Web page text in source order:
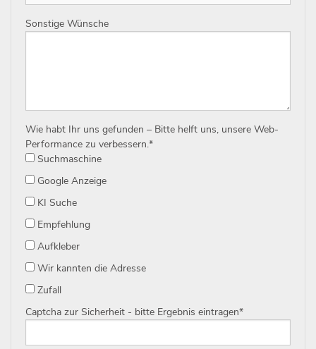
Sonstige Wünsche
Wie habt Ihr uns gefunden – Bitte helft uns, unsere Web-
Performance zu verbessern.*
Suchmaschine
Google Anzeige
KI Suche
Empfehlung
Aufkleber
Wir kannten die Adresse
Zufall
Captcha zur Sicherheit - bitte Ergebnis eintragen*